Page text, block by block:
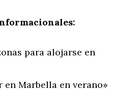
para alojarse en
en Marbella en verano»